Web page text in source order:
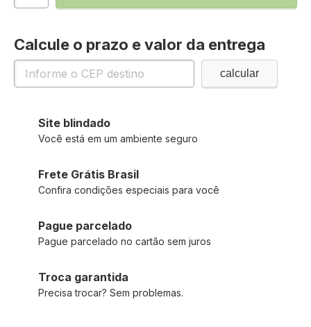
Calcule o prazo e valor da entrega
Site blindado
Você está em um ambiente seguro
Frete Grátis Brasil
Confira condições especiais para você
Pague parcelado
Pague parcelado no cartão sem juros
Troca garantida
Precisa trocar? Sem problemas.